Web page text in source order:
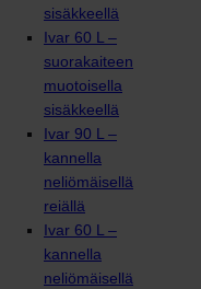
sisäkkeellä
Ivar 60 L –
suorakaiteen
muotoisella
sisäkkeellä
Ivar 90 L –
kannella
neliömäisellä
reiällä
Ivar 60 L –
kannella
neliömäisellä